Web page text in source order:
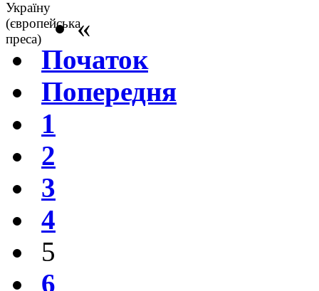
«
Початок
Попередня
1
2
3
4
5
6